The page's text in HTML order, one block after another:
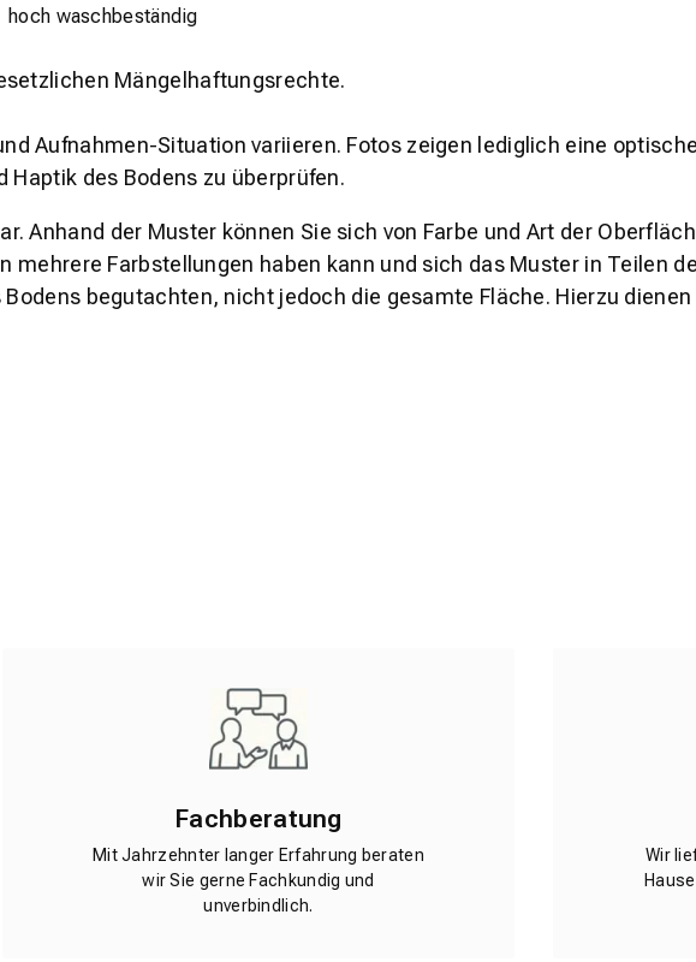
hoch waschbeständig
Mängelhaftungsrechte.
Aufnahmen-Situation variieren. Fotos zeigen lediglich eine
des Bodens zu überprüfen.
Anhand der Muster können Sie sich von Farbe und Art der
mehrere Farbstellungen haben kann und sich das Muster in Teilen
begutachten, nicht jedoch die gesamte Fläche. Hierzu
Fachberatung
Mit Jahrzehnter langer Erfahrung beraten
wir Sie gerne Fachkundig und
unverbindlich.
Wir